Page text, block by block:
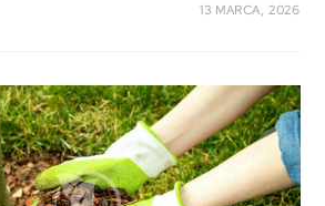
13 MARCA, 2026